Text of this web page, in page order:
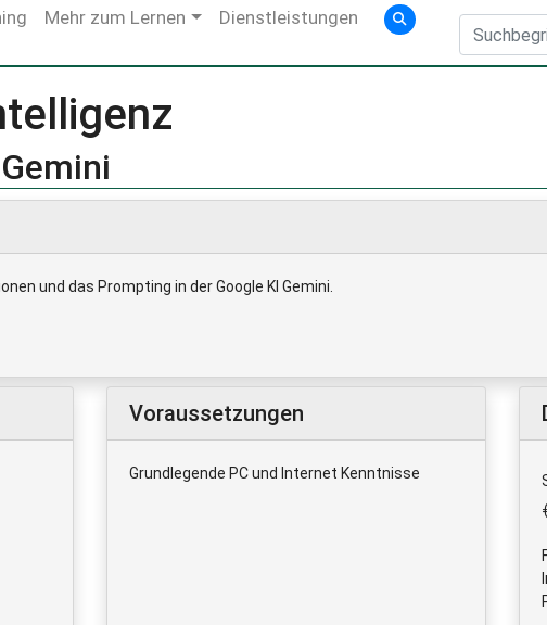
Mehr zum Lernen Dienstleistungen
und das Prompting in der Google KI Gemini.
Voraussetzungen
Grundlegende PC und Internet Kenntnisse